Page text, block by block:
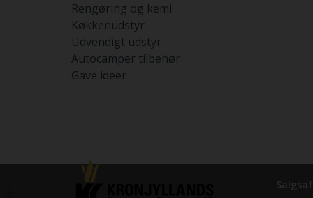
Rengøring og kemi
Køkkenudstyr
Udvendigt udstyr
Autocamper tilbehør
Gave ideer